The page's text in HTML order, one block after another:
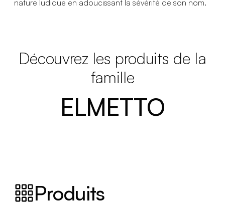
nature ludique en adoucissant la sévérité de son nom.
Découvrez les produits de la
famille
ELMETTO
Produits